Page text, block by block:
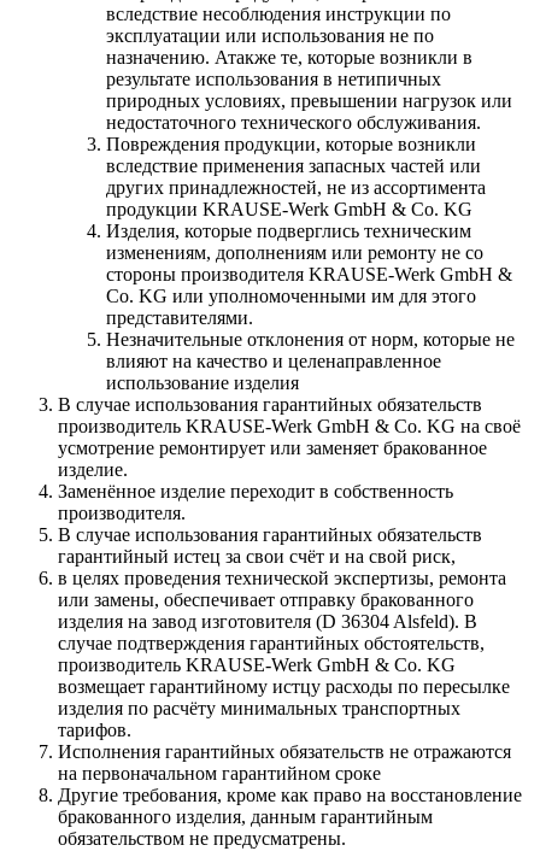
вследствие несоблюдения инструкции по
эксплуатации или использования не по
назначению. Атакже те, которые возникли в
результате использования в нетипичных
природных условиях, превышении нагрузок или
недостаточного технического обслуживания.
Повреждения продукции, которые возникли
вследствие применения запасных частей или
других принадлежностей, не из ассортимента
продукции KRAUSE-Werk GmbH & Со. KG
Изделия, которые подверглись техническим
изменениям, дополнениям или ремонту не со
стороны производителя KRAUSE-Werk GmbH &
Со. KG или уполномоченными им для этого
представителями.
Незначительные отклонения от норм, которые не
влияют на качество и целенаправленное
использование изделия
В случае использования гарантийных обязательств
производитель KRAUSE-Werk GmbH & Со. KG на своё
усмотрение ремонтирует или заменяет бракованное
изделие.
Заменённое изделие переходит в собственность
производителя.
В случае использования гарантийных обязательств
гарантийный истец за свои счёт и на свой риск,
в целях проведения технической экспертизы, ремонта
или замены, обеспечивает отправку бракованного
изделия на завод изготовителя (D 36304 Alsfeld). В
случае подтверждения гарантийных обстоятельств,
производитель KRAUSE-Werk GmbH & Со. KG
возмещает гарантийному истцу расходы по пересылке
изделия по расчёту минимальных транспортных
тарифов.
Исполнения гарантийных обязательств не отражаются
на первоначальном гарантийном сроке
Другие требования, кроме как право на восстановление
бракованного изделия, данным гарантийным
обязательством не предусматрены.